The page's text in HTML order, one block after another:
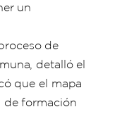
un
de
detalló el
que el mapa
de formación